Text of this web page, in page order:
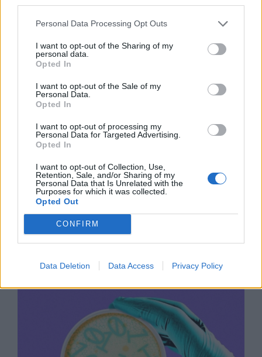
Personal Data Processing Opt Outs
I want to opt-out of the Sharing of my
personal data.
Opted In
I want to opt-out of the Sale of my
Personal Data.
Opted In
I want to opt-out of processing my
Personal Data for Targeted Advertising.
Opted In
I want to opt-out of Collection, Use,
Retention, Sale, and/or Sharing of my
Personal Data that Is Unrelated with the
Purposes for which it was collected.
Opted Out
CONFIRM
Data Deletion Data Access Privacy Policy
Русия започна да внася петролни
07.08.2026 / 17:05
Древен храм на почти 900 години
Полша